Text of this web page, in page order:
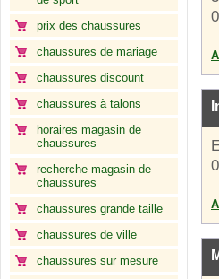
prix des chaussures
chaussures de mariage
chaussures discount
chaussures à talons
horaires magasin de
chaussures
recherche magasin de
chaussures
chaussures grande taille
chaussures de ville
chaussures sur mesure